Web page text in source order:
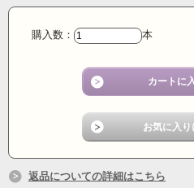
購入数： 本
返品についての詳細はこちら